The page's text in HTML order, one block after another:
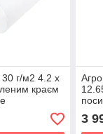
г/м2 4.2 х
краєм
для теплиць
3